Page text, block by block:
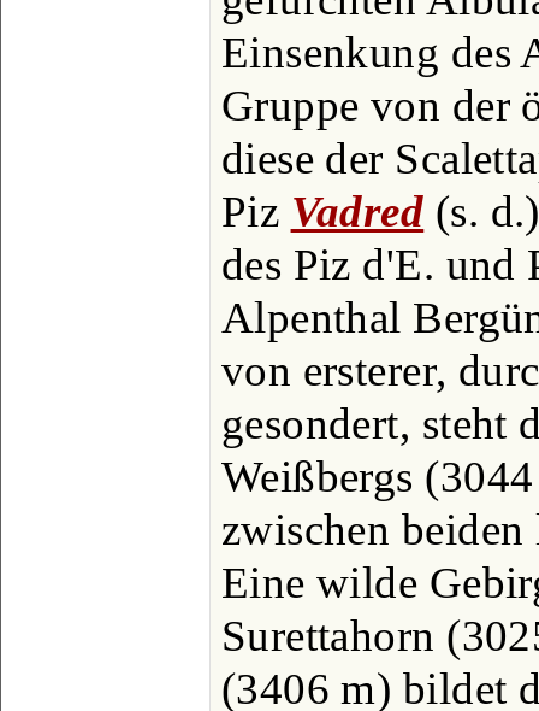
Einsenkung des
Gruppe von der
diese der
Piz Vadred (s.
des Piz d'E. und
Alpenthal
von ersterer,
gesondert, steht
Weißbergs
zwischen
Eine wilde
Surettahorn
(3406 m) bildet